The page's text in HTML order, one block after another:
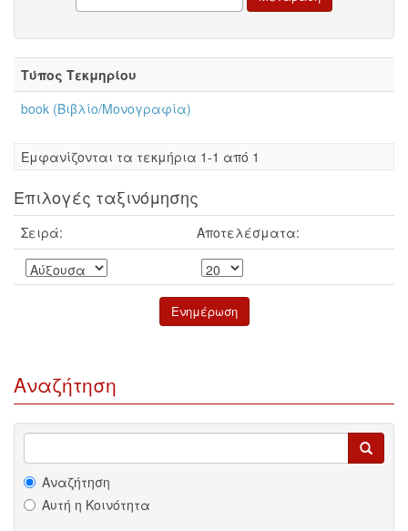
Τύπος Τεκμηρίου
book (Βιβλίο/Μονογραφία)
Eμφανίζονται τα τεκμήρια 1-1 από 1
Επιλογές ταξινόμησης
Σειρά: Αποτελέσματα:
Αναζήτηση
Αναζήτηση
Αυτή η Κοινότητα